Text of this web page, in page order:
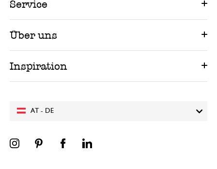
AT - DE
Service
Über uns
Inspiration